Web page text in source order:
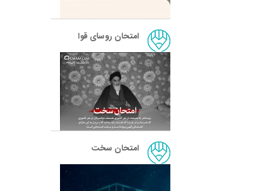
امتحان روسای قوا
امتحان سخت